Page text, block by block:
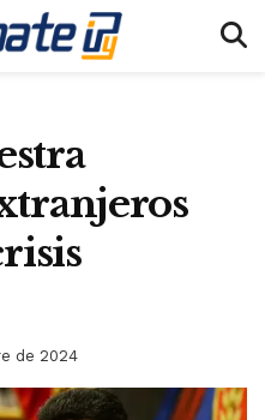
de 2024